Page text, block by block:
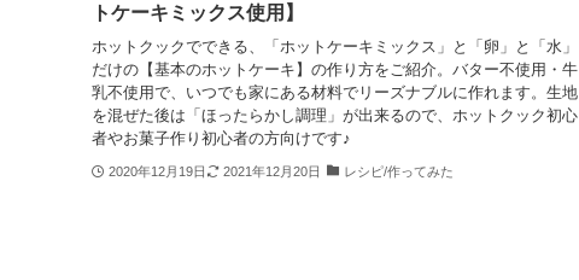
トケーキミックス使用】
ホットクックでできる、「ホットケーキミックス」と「卵」と「水」
だけの【基本のホットケーキ】の作り方をご紹介。バター不使用・牛
乳不使用で、いつでも家にある材料でリーズナブルに作れます。生地
を混ぜた後は「ほったらかし調理」が出来るので、ホットクック初心
者やお菓子作り初心者の方向けです♪
2020年12月19日 2021年12月20日 レシピ/作ってみた